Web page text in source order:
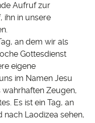
Aufruf zur
ihn in unsere
an dem wir als
Gottesdienst
eigene
im Namen Jesu
wahrhaften Zeugen,
Es ist ein Tag, an
nach Laodizea sehen,